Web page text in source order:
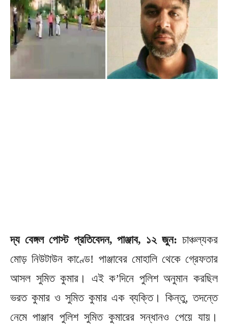
দ্য বেঙ্গল পোস্ট প্রতিবেদন, পাঞ্জাব, ১২ জুন: চাঞ্চল্যকর
মোড় নিউটাউন কাণ্ডে! পাঞ্জাবের মোহালি থেকে গ্রেফতার
আসল সুমিত কুমার। এই ক’দিনে পুলিশ অনুমান করছিল
ভরত কুমার ও সুমিত কুমার এক ব্যক্তি। কিন্তু, তদন্তে
নেমে পাঞ্জাব পুলিশ সুমিত কুমারের সন্ধানও পেয়ে যায়।